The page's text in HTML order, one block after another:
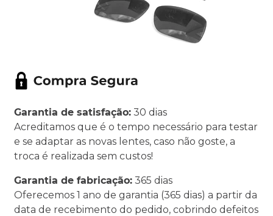
Garantia de satisfação: 30 dias
Acreditamos que é o tempo necessário para testar
e se adaptar as novas lentes, caso não goste, a
troca é realizada sem custos!
Garantia de fabricação: 365 dias
Oferecemos 1 ano de garantia (365 dias) a partir da
data de recebimento do pedido, cobrindo defeitos